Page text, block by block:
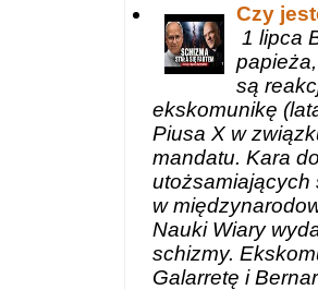
Czy
1 lipca
są
ekskomunikę
Piusa X w
mandatu. Kara
utożsamiających
w
Nauki Wiary
schizmy.
Galarretę i